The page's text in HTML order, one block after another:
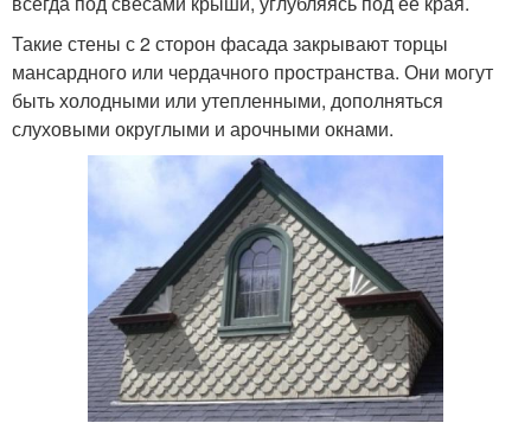
Такие стены с 2 сторон фасада закрывают торцы
мансардного или чердачного пространства. Они могут
быть холодными или утепленными, дополняться
слуховыми округлыми и арочными окнами.